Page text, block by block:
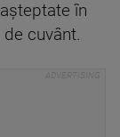
în
cuvânt.